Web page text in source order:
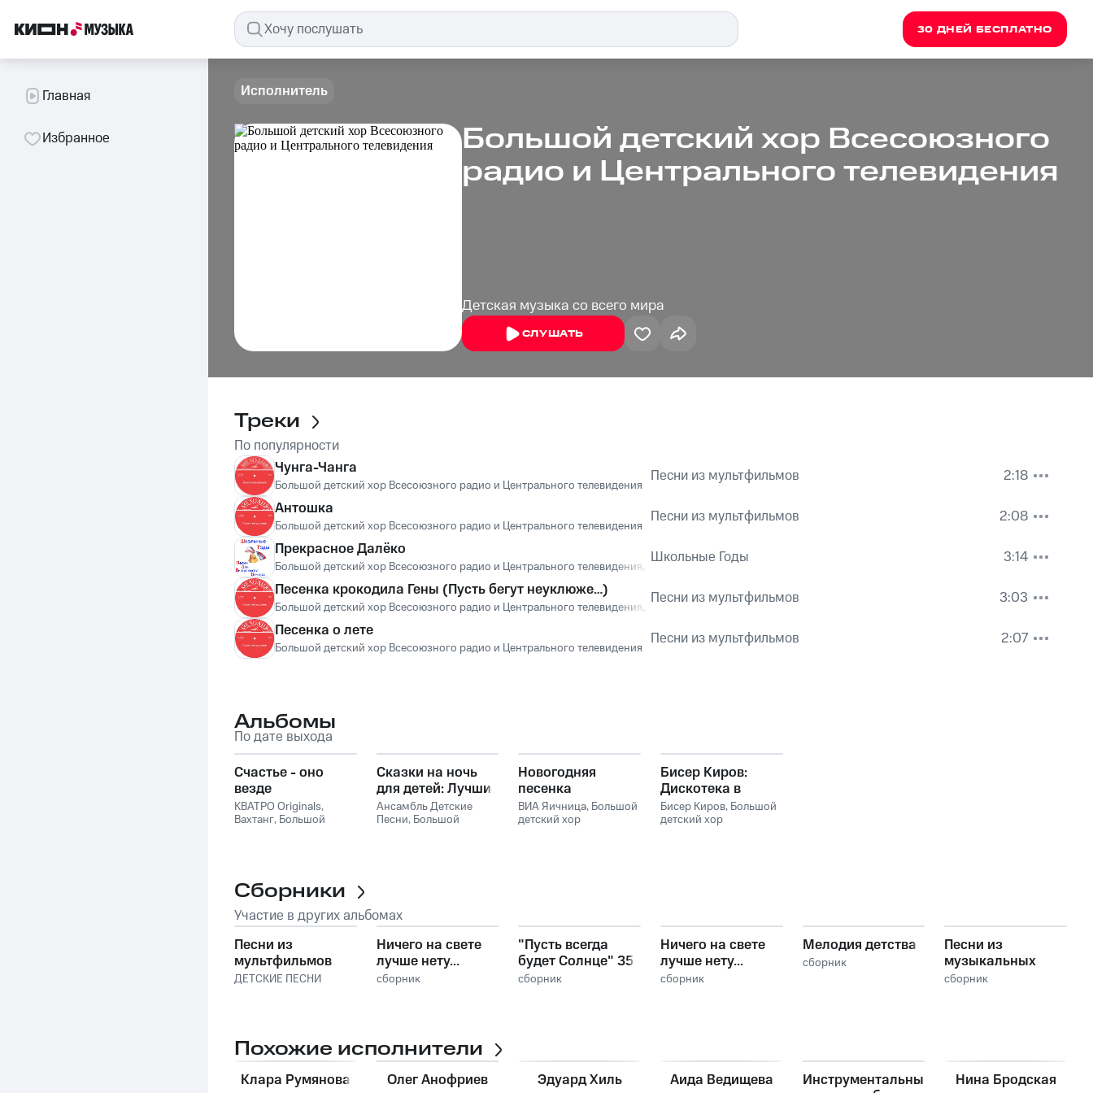
30 ДНЕЙ БЕСПЛАТНО
Главная
Избранное
Исполнитель
Большой детский хор Всесоюзного
радио и Центрального телевидения
Детская музыка со всего мира
СЛУШАТЬ
Треки
По популярности
Чунга-Чанга
Большой детский хор Всесоюзного радио и Центрального телевидения Песни из мультфильмов
2:18
Антошка
Большой детский хор Всесоюзного радио и Центрального телевидения Песни из мультфильмов
2:08
Прекрасное Далёко
Большой детский хор Всесоюзного радио и Центрального телевидения, Школьные Годы
3:14
Песенка крокодила Гены (Пусть бегут неуклюже…)
Большой детский хор Всесоюзного радио и Центрального телевидения, Сергей Парамонов
Песни из мультфильмов
3:03
Песенка о лете
Большой детский хор Всесоюзного радио и Центрального телевидения Песни из мультфильмов 2:07
Альбомы
По дате выхода
Счастье - оно
везде
КВАТРО Originals,
Вахтанг, Большой
Сказки на ночь
для детей: Лучшие
русские
народные сказки
Ансамбль Детские
Песни, Большой
Новогодняя
песенка
ВИА Яичница, Большой
детский хор
Бисер Киров:
Дискотека в
Мальчугании
Бисер Киров, Большой
детский хор
Сборники
Участие в других альбомах
Песни из
мультфильмов
ДЕТСКИЕ ПЕСНИ
Ничего на свете
лучше нету...
Песни для детей
сборник
"Пусть всегда
будет Солнце" 35
песен для детей
сборник
Ничего на свете
лучше нету...
Песни для детей
сборник
Мелодия детства
сборник
Песни из
музыкальных
сказок про
сборник
Похожие исполнители
Клара Румянова Олег Анофриев Эдуард Хиль Аида Ведищева
Инструментальный
Нина Бродская